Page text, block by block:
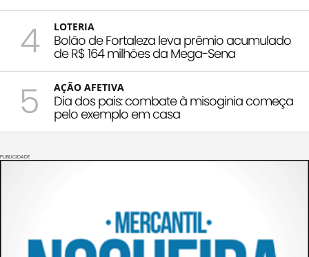
4 LOTERIA
Bolão de Fortaleza leva prêmio acumulado
de R$ 164 milhões da Mega-Sena
5 AÇÃO AFETIVA
Dia dos pais: combate à misoginia começa
pelo exemplo em casa
PUBLICIDADE